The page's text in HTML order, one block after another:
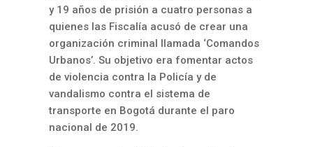
y 19 años de prisión a cuatro personas a
quienes las Fiscalía acusó de crear una
organización criminal llamada ‘Comandos
Urbanos’. Su objetivo era fomentar actos
de violencia contra la Policía y de
vandalismo contra el sistema de
transporte en Bogotá durante el paro
nacional de 2019.